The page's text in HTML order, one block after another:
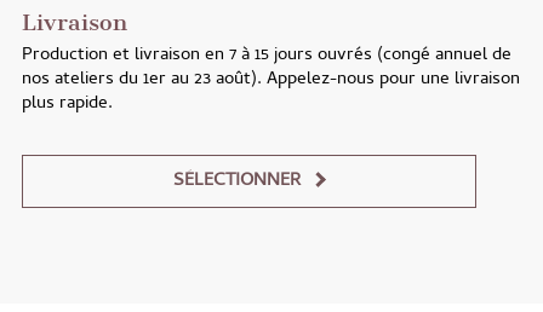
Livraison
Production et livraison en 7 à 15 jours ouvrés (congé annuel de
nos ateliers du 1er au 23 août). Appelez-nous pour une livraison
plus rapide.
SÉLECTIONNER